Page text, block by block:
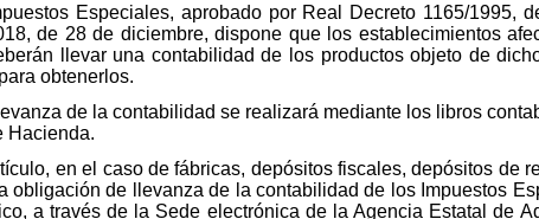
Especiales, aprobado por Real Decreto 1165/1995,
de 28 de diciembre, dispone que los establecimientos
llevar una contabilidad de los productos objeto de
obtenerlos.
de la contabilidad se realizará mediante los libros
Hacienda.
en el caso de fábricas, depósitos fiscales, depósitos de
obligación de llevanza de la contabilidad de los Impuestos
a través de la Sede electrónica de la Agencia Estatal de